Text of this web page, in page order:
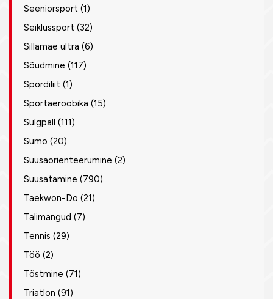
Seeniorsport (1)
Seiklussport (32)
Sillamäe ultra (6)
Sõudmine (117)
Spordiliit (1)
Sportaeroobika (15)
Sulgpall (111)
Sumo (20)
Suusaorienteerumine (2)
Suusatamine (790)
Taekwon-Do (21)
Talimangud (7)
Tennis (29)
Töö (2)
Tõstmine (71)
Triatlon (91)